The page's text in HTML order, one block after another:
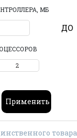
МБ
ДО
2
товара